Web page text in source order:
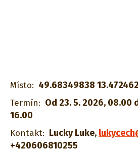
Místo: 49.68349838
Termín: Od 23. 5. 2026, 08.00
16.00
Kontakt: Lucky Luke,
+420606810255